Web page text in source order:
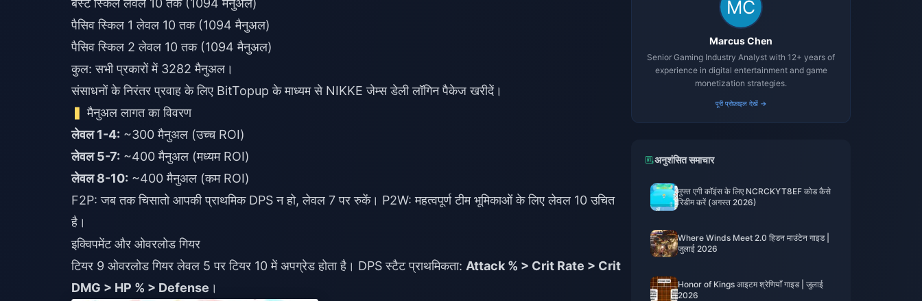
बर्स्ट स्किल लेवल 10 तक (1094 मैनुअल)
पैसिव स्किल 1 लेवल 10 तक (1094 मैनुअल)
पैसिव स्किल 2 लेवल 10 तक (1094 मैनुअल)
कुल: सभी प्रकारों में 3282 मैनुअल।
संसाधनों के निरंतर प्रवाह के लिए BitTopup के माध्यम से NIKKE जेम्स डेली लॉगिनपैकेज खरीदें।
मैनुअल लागत का विवरण
लेवल 1-4: ~300 मैनुअल (उच्च ROI)
लेवल 5-7: ~400 मैनुअल (मध्यम ROI)
लेवल 8-10: ~400 मैनुअल (कम ROI)
F2P: जब तक चिसातो आपकी प्राथमिक DPS न हो, लेवल 7 पर रुकें। P2W: महत्वपूर्ण टीम भूमिकाओं के लिए लेवल 10 उचित
है।
इक्विपमेंट और ओवरलोड गियर
टियर 9 ओवरलोड गियर लेवल 5 पर टियर 10 में अपग्रेड होता है। DPS स्टैट प्राथमिकता: Attack % > Crit Rate > Crit
DMG > HP % > Defense ।
Marcus Chen
Senior Gaming Industry Analyst with 12+ years of
experience in digital entertainment and game
monetization strategies.
पूरी प्रोफ़ाइल देखें →
अनुशंसित समाचार
मुफ्त एगी कॉइंस के लिए NCRCKYT8EF कोड कैसे
रिडीम करें (अगस्त 2026)
Where Winds Meet 2.0 हिडन माउंटेन गाइड |
जुलाई 2026
Honor of Kings आइटम श्रेणियाँ गाइड | जुलाई
2026